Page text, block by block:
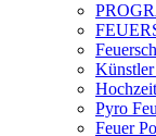
Pyro
Feuer